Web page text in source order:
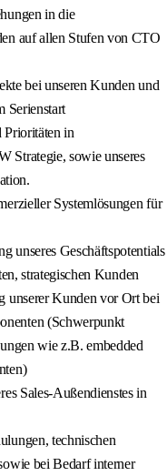
in die
auf allen Stufen von CTO
bei unseren Kunden und
Serienstart
Prioritäten in
Strategie, sowie unseres
Systemlösungen für
unseres Geschäftspotentials
strategischen Kunden
unserer Kunden vor Ort bei
(Schwerpunkt
wie z.B. embedded
Sales-Außendienstes in
technischen
bei Bedarf interner